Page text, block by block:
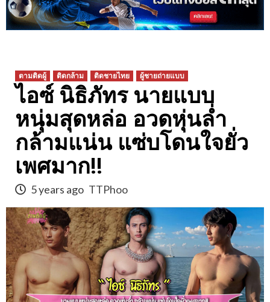
ตามติดผู้ ติดกล้าม ติดชายไทย ผู้ชายถ่ายแบบ
ไอซ์ นิธิภัทร นายแบบ
หนุ่มสุดหล่อ อวดหุ่นล่ำ
กล้ามแน่น แซ่บโดนใจยั่ว
เพศมาก!!
5 years ago TTPhoo